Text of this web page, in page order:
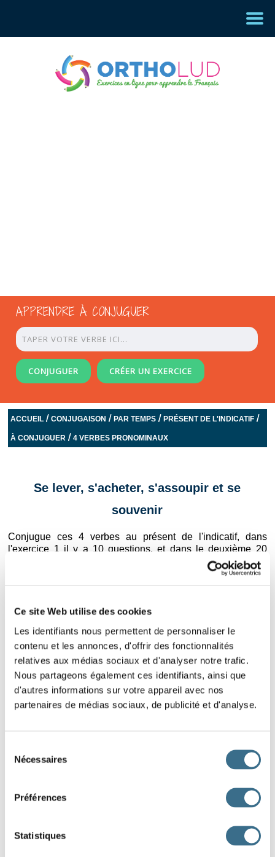
Ce site Web utilise des cookies
Les identifiants nous permettent de personnaliser le
contenu et les annonces, d'offrir des fonctionnalités
relatives aux médias sociaux et d'analyser notre trafic.
Nous partageons également ces identifiants, ainsi que
d'autres informations sur votre appareil avec nos
partenaires de médias sociaux, de publicité et d'analyse.
Nécessaires
Préférences
Statistiques
APPRENDRE À CONJUGUER
CONJUGUER CRÉER UN EXERCICE
ACCUEIL /CONJUGAISON /PAR TEMPS /PRÉSENT DE L'INDICATIF /
À CONJUGUER /4 VERBES PRONOMINAUX
Se lever, s'acheter, s'assoupir et se
souvenir
Conjugue ces 4 verbes au présent de l'indicatif, dans
l'exercice 1 il y a 10 questions, et dans le deuxième 20
1 2